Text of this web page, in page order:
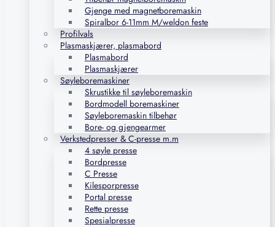
Gjenge med magnetboremaskin
Spiralbor 6-11mm M/weldon feste
Profilvals
Plasmaskjærer, plasmabord
Plasmabord
Plasmaskjærer
Søyleboremaskiner
Skrustikke til søyleboremaskin
Bordmodell boremaskiner
Søyleboremaskin tilbehør
Bore- og gjengearmer
Verkstedpresser & C-presse m.m
4 søyle presse
Bordpresse
C Presse
Kilesporpresse
Portal presse
Rette presse
Spesialpresse